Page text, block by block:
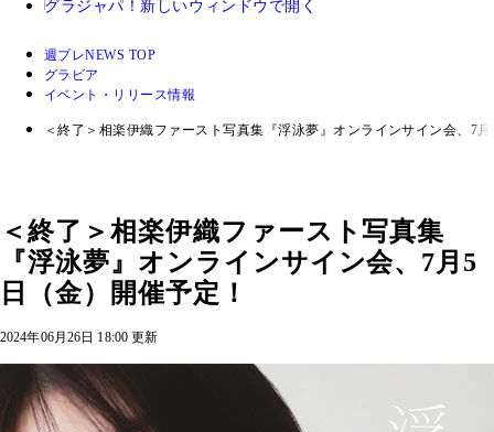
グラジャパ！ 新しいウィンドウで開く
週プレNEWS TOP
グラビア
イベント・リリース情報
＜終了＞相楽伊織ファースト写真集『浮泳夢』オンラインサイン会、7
＜終了＞相楽伊織ファースト写真集
『浮泳夢』オンラインサイン会、7月5
日（金）開催予定！
2024年06月26日 18:00 更新